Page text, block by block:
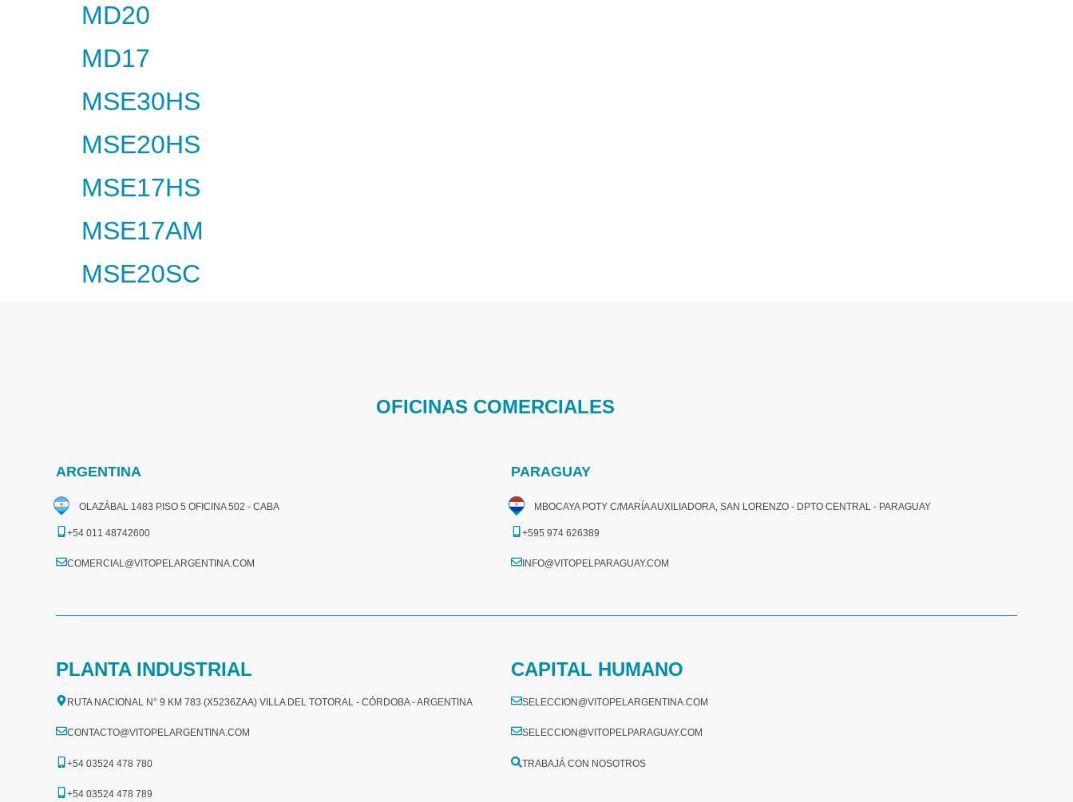
MD20
MD17
MSE30HS
MSE20HS
MSE17HS
MSE17AM
MSE20SC
OFICINAS COMERCIALES
ARGENTINA
OLAZÁBAL 1483 PISO 5 OFICINA 502 - CABA
+54 011 48742600​
COMERCIAL@VITOPELARGENTINA.COM​
PARAGUAY
MBOCAYA POTY C/MARÍA AUXILIADORA, SAN LORENZO - DPTO CENTRAL - PARAGUAY
+595 974 626389
INFO@VITOPELPARAGUAY.COM
PLANTA INDUSTRIAL
RUTA NACIONAL N° 9 KM 783 (X5236ZAA) VILLA DEL TOTORAL - CÓRDOBA - ARGENTINA
CONTACTO@VITOPELARGENTINA.COM
+54 03524 478 780​
+54 03524 478 789​
CAPITAL HUMANO
SELECCION@VITOPELARGENTINA.COM
SELECCION@VITOPELPARAGUAY.COM
TRABAJÁ CON NOSOTROS